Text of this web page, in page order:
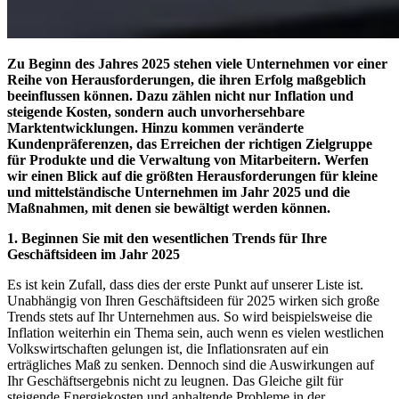
Zu Beginn des Jahres 2025 stehen viele Unternehmen vor einer
Reihe von Herausforderungen, die ihren Erfolg maßgeblich
beeinflussen können. Dazu zählen nicht nur Inflation und
steigende Kosten, sondern auch unvorhersehbare
Marktentwicklungen. Hinzu kommen veränderte
Kundenpräferenzen, das Erreichen der richtigen Zielgruppe
für Produkte und die Verwaltung von Mitarbeitern. Werfen
wir einen Blick auf die größten Herausforderungen für kleine
und mittelständische Unternehmen im Jahr 2025 und die
Maßnahmen, mit denen sie bewältigt werden können.
1. Beginnen Sie mit den wesentlichen Trends für Ihre
Geschäftsideen im Jahr 2025
Es ist kein Zufall, dass dies der erste Punkt auf unserer Liste ist.
Unabhängig von Ihren Geschäftsideen für 2025 wirken sich große
Trends stets auf Ihr Unternehmen aus. So wird beispielsweise die
Inflation weiterhin ein Thema sein, auch wenn es vielen westlichen
Volkswirtschaften gelungen ist, die Inflationsraten auf ein
erträgliches Maß zu senken. Dennoch sind die Auswirkungen auf
Ihr Geschäftsergebnis nicht zu leugnen. Das Gleiche gilt für